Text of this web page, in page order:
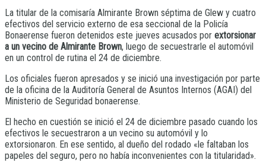
La titular de la comisaría Almirante Brown séptima de Glew y cuatro
efectivos del servicio externo de esa seccional de la Policía
Bonaerense fueron detenidos este jueves acusados por extorsionar
a un vecino de Almirante Brown, luego de secuestrarle el automóvil
en un control de rutina el 24 de diciembre.
Los oficiales fueron apresados y se inició una investigación por parte
de la oficina de la Auditoría General de Asuntos Internos (AGAI) del
Ministerio de Seguridad bonaerense.
El hecho en cuestión se inició el 24 de diciembre pasado cuando los
efectivos le secuestraron a un vecino su automóvil y lo
extorsionaron. En ese sentido, al dueño del rodado «le faltaban los
papeles del seguro, pero no había inconvenientes con la titularidad».